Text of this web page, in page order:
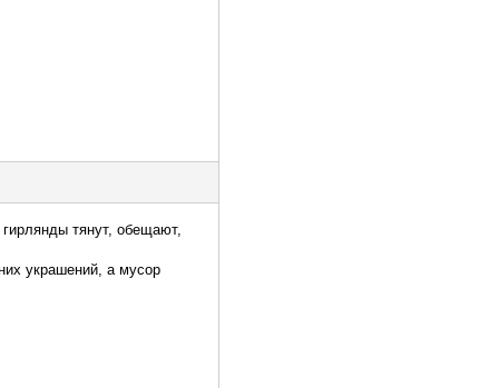
тянут, обещают,
украшений, а мусор